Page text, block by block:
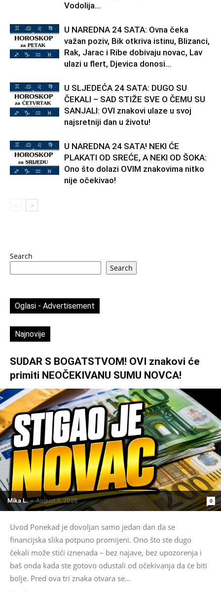
Vodolija...
U NAREDNA 24 SATA: Ovna čeka
važan poziv, Bik otkriva istinu, Blizanci,
Rak, Jarac i Ribe dobivaju novac, Lav
ulazi u flert, Djevica donosi...
U SLJEDEĆA 24 SATA: DUGO SU
ČEKALI – SAD STIŽE SVE O ČEMU SU
SANJALI: OVI znakovi ulaze u svoj
najsretniji dan u životu!
U NAREDNA 24 SATA! NEKI ĆE
PLAKATI OD SREĆE, A NEKI OD ŠOKA:
Ono što dolazi OVIM znakovima nitko
nije očekivao!
Search
Search
Oglasi - Advertisement
Najnovije
SUDAR S BOGATSTVOM! OVI znakovi će
primiti NEOČEKIVANU SUMU NOVCA!
Mika L. - August 9, 2026 0
Uvod Ponekad je dovoljan samo jedan dan da se
financijska slika potpuno promijeni. Ono što ste dugo
čekali može stići iznenada – bez najave, bez upozorenja i
baš onda kada ste gotovo odustali od očekivanja da će biti
bolje. Pred ova tri znaka otvara se...